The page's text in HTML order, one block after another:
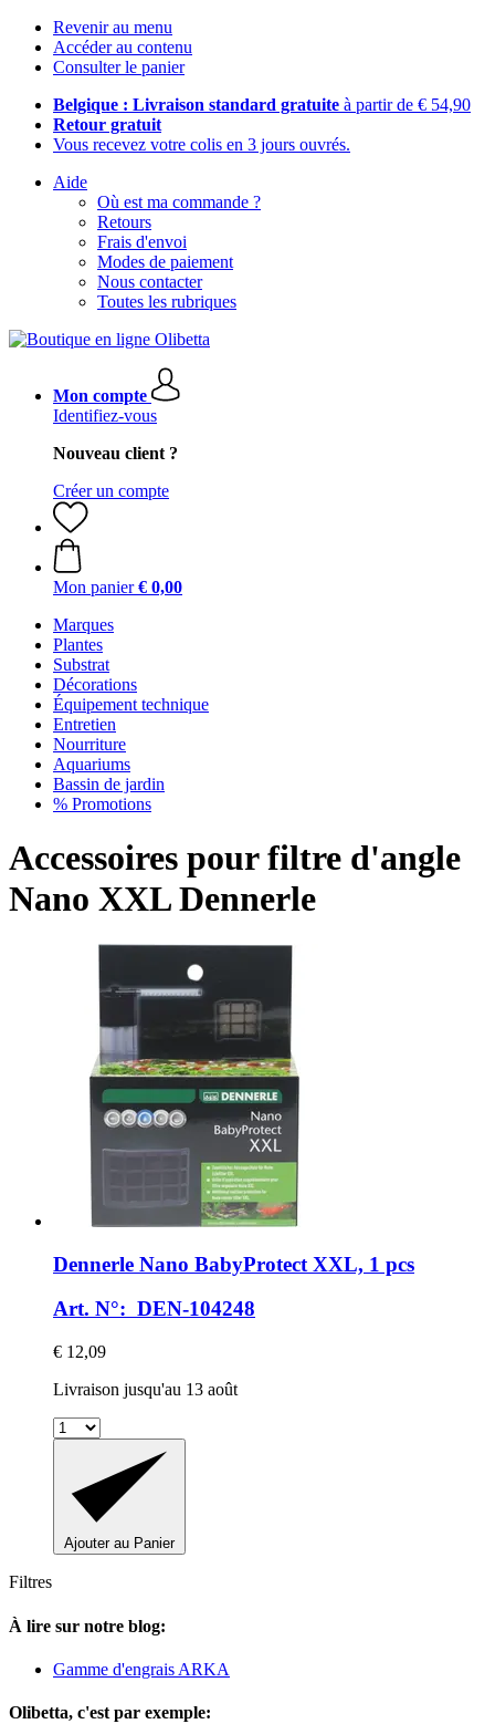
Revenir au menu
Accéder au contenu
Consulter le panier
Belgique : Livraison standard gratuite à partir de € 54,90
Retour gratuit
Vous recevez votre colis en 3 jours ouvrés.
Aide
Où est ma commande ?
Retours
Frais d'envoi
Modes de paiement
Nous contacter
Toutes les rubriques
Mon compte
Identifiez-vous
Nouveau client ?
Créer un compte
Mon panier € 0,00
Marques
Plantes
Substrat
Décorations
Équipement technique
Entretien
Nourriture
Aquariums
Bassin de jardin
% Promotions
Accessoires pour filtre d'angle
Nano XXL Dennerle
Dennerle Nano BabyProtect XXL, 1 pcs
Art. N°: DEN-104248
€ 12,09
Livraison jusqu'au 13 août
Ajouter au Panier
Filtres
À lire sur notre blog:
Gamme d'engrais ARKA
Olibetta, c'est par exemple: